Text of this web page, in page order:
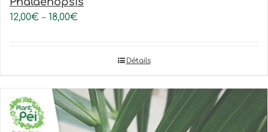
12,00€ – 18,00€
Détails